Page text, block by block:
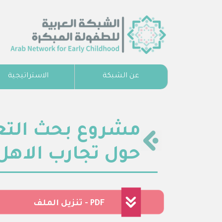
الاستراتيجية عن الشبكة
مشروع بحث
حول تجارب
تنزيل الملف - PDF